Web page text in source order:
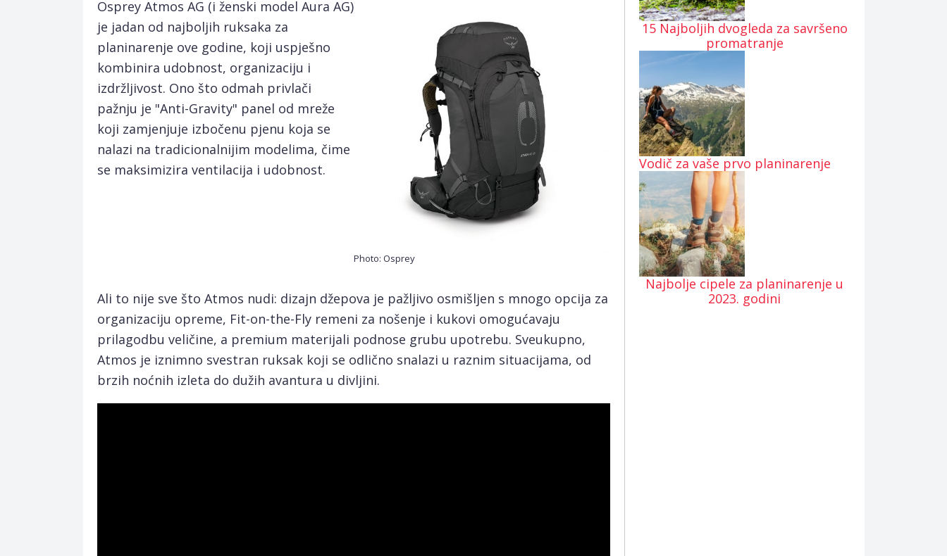
Osprey Atmos AG (i ženski model Aura AG)
je jadan od najboljih ruksaka za
planinarenje ove godine, koji uspješno
kombinira udobnost, organizaciju i
izdržljivost. Ono što odmah privlači
pažnju je "Anti-Gravity" panel od mreže
koji zamjenjuje izbočenu pjenu koja se
nalazi na tradicionalnijim modelima, čime
se maksimizira ventilacija i udobnost.
Photo: Osprey
Ali to nije sve što Atmos nudi: dizajn džepova je pažljivo osmišljen s mnogo opcija za
organizaciju opreme, Fit-on-the-Fly remeni za nošenje i kukovi omogućavaju
prilagodbu veličine, a premium materijali podnose grubu upotrebu. Sveukupno,
Atmos je iznimno svestran ruksak koji se odlično snalazi u raznim situacijama, od
brzih noćnih izleta do dužih avantura u divljini.
15 Najboljih dvogleda za savršeno
promatranje
Vodič za vaše prvo planinarenje
Najbolje cipele za planinarenje u
2023. godini